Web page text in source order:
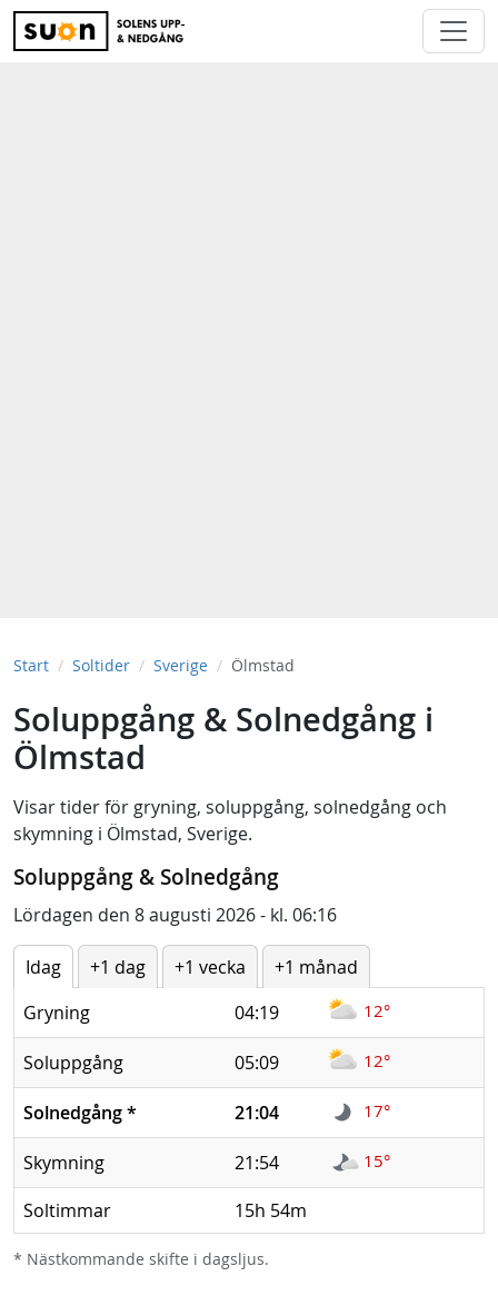
Start Soltider Sverige Ölmstad
Soluppgång & Solnedgång i
Ölmstad
Visar tider för gryning, soluppgång, solnedgång och
skymning i Ölmstad, Sverige.
Soluppgång & Solnedgång
Lördagen den 8 augusti 2026 - kl. 06:16
Idag +1 dag +1 vecka
+1 månad
Gryning
04:19 12°
Soluppgång 05:09 12°
Solnedgång* 21:04 17°
Skymning 21:54 15°
Soltimmar 15h 54m
* Nästkommande skifte i dagsljus.